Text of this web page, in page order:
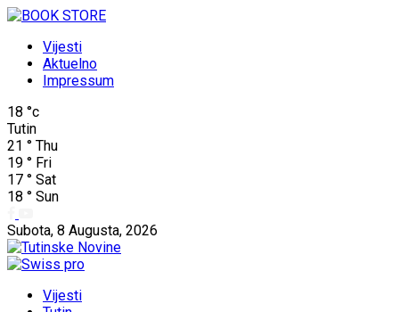
Vijesti
Aktuelno
Impressum
18 °c
Tutin
21 ° Thu
19 ° Fri
17 ° Sat
18 ° Sun
Subota, 8 Augusta, 2026
Vijesti